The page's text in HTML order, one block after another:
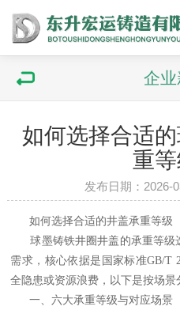
企业
如何选择合适
重等
发布日期：
如何选择合适的井盖承重等级
球墨铸铁井圈井盖 的承重等级
需求，核心依据是国家标准GB/T
全隐患或资源浪费，以下是按场景
一、六大承重等级与对应场景